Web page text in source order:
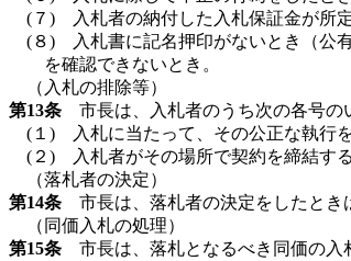
(７) 入札者の納付した入札保証金が所
(８) 入札書に記名押印がないとき（公
を確認できないとき。
（入札の排除等）
第13条 市長は、入札者のうち次の各号の
(１) 入札に当たって、その公正な執行
(２) 入札者がその場所で契約を締結す
（落札者の決定）
第14条 市長は、落札者の決定をしたとき
（同価入札の処理）
第15条 市長は、落札となるべき同価の入